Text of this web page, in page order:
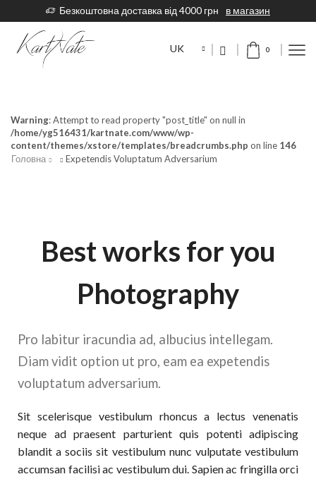
Безкоштовна доставка від 4000 грн в магазин
UK 0
Warning: Attempt to read property "post_title" on null in
/home/yg516431/kartnate.com/www/wp-
content/themes/xstore/templates/breadcrumbs.php on line 146
Головна
Expetendis Voluptatum Adversarium
Best works for you
Photography
Pro labitur iracundia ad, albucius intellegam.
Diam vidit option ut pro, eam ea expetendis
voluptatum adversarium.
Sit scelerisque vestibulum rhoncus a lectus venenatis
neque ad praesent parturient quis potenti adipiscing
blandit a sociis sit vestibulum nunc vulputate vestibulum
accumsan facilisi ac vestibulum dui. Sapien ac fringilla orci